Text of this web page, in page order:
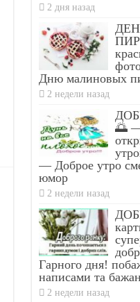
2 дня назад
Дню малиновых
2 недели назад
🌅
— Доброе утро
юмор
2 недели назад
Гарного дня!
написами та
2 недели назад